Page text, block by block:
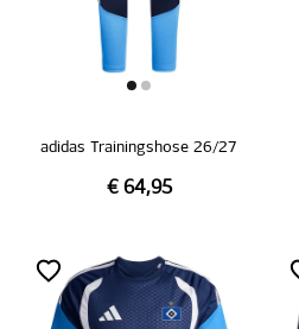
adidas Trainingshose 26/27
€ 64,95